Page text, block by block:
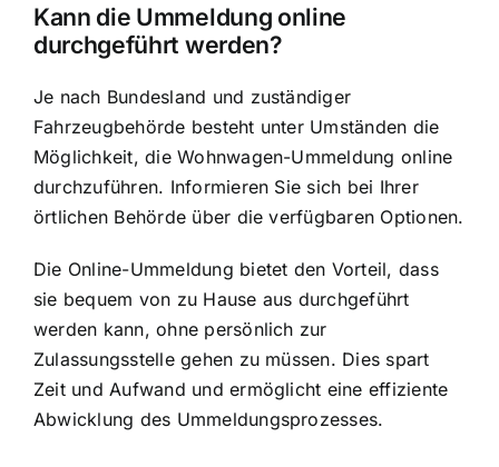
Kann die Ummeldung online
durchgeführt werden?
Je nach Bundesland und zuständiger
Fahrzeugbehörde besteht unter Umständen die
Möglichkeit, die Wohnwagen-Ummeldung online
durchzuführen. Informieren Sie sich bei Ihrer
örtlichen Behörde über die verfügbaren Optionen.
Die Online-Ummeldung bietet den Vorteil, dass
sie bequem von zu Hause aus durchgeführt
werden kann, ohne persönlich zur
Zulassungsstelle gehen zu müssen. Dies spart
Zeit und Aufwand und ermöglicht eine effiziente
Abwicklung des Ummeldungsprozesses.